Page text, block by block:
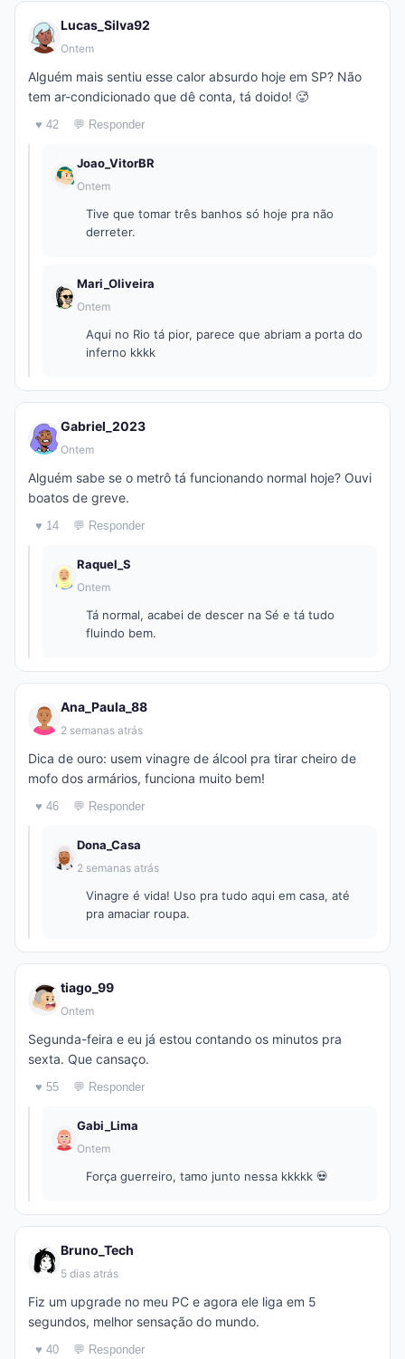
Lucas_Silva92
Ontem
Alguém mais sentiu esse calor absurdo hoje em SP? Não
tem ar-condicionado que dê conta, tá doido! 🥵
♥ 42 💬 Responder
Joao_VitorBR
Ontem
Tive que tomar três banhos só hoje pra não
derreter.
Mari_Oliveira
Ontem
Aqui no Rio tá pior, parece que abriam a porta do
inferno kkkk
Gabriel_2023
Ontem
Alguém sabe se o metrô tá funcionando normal hoje? Ouvi
boatos de greve.
♥ 14 💬 Responder
Raquel_S
Ontem
Tá normal, acabei de descer na Sé e tá tudo
fluindo bem.
Ana_Paula_88
2 semanas atrás
Dica de ouro: usem vinagre de álcool pra tirar cheiro de
mofo dos armários, funciona muito bem!
♥ 46 💬 Responder
Dona_Casa
2 semanas atrás
Vinagre é vida! Uso pra tudo aqui em casa, até
pra amaciar roupa.
tiago_99
Ontem
Segunda-feira e eu já estou contando os minutos pra
sexta. Que cansaço.
♥ 55 💬 Responder
Gabi_Lima
Ontem
Força guerreiro, tamo junto nessa kkkkk 💀
Bruno_Tech
5 dias atrás
Fiz um upgrade no meu PC e agora ele liga em 5
segundos, melhor sensação do mundo.
♥ 40 💬 Responder